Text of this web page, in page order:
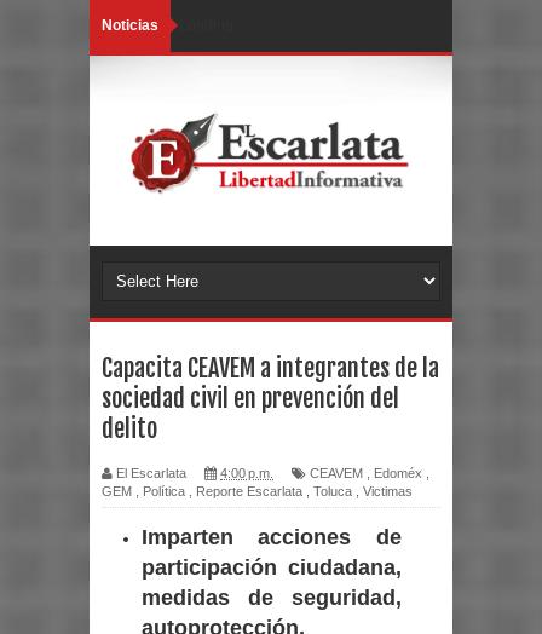
Noticias
Capacita CEAVEM a integrantes de la
sociedad civil en prevención del
delito
El Escarlata 4:00 p.m. CEAVEM Edoméx
GEM
Política Reporte Escarlata Toluca Victimas
Imparten acciones de
participación ciudadana,
medidas de seguridad,
autoprotección,